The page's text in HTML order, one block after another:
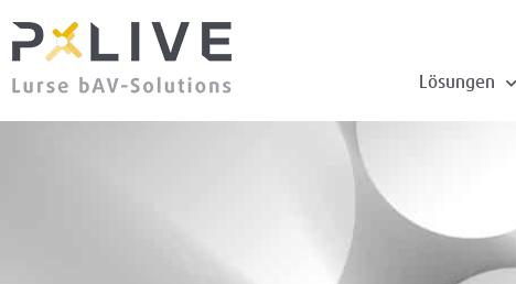
Lösungen